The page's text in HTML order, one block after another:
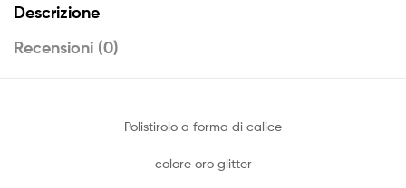
Descrizione
Recensioni (0)
Polistirolo a forma di calice
colore oro glitter